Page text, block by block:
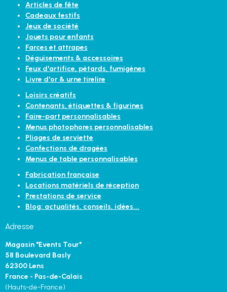
Articles de fête
Cadeaux festifs
Jeux de société
Jouets pour enfants
Farces et attrapes
Déguisements & accessoires
Feux d'artifice, pétards, fumigènes
Livre d'or & urne tirelire
Loisirs créatifs
Contenants, étiquettes & figurines
Faire-part personnalisables
Menus photophores personnalisables
Pliages de serviette
Confections de dragées
Menus de table personnalisables
Fabrication française
Locations matériels de réception
Prestations de service
Blog: actualités, conseils, idées...
Adresse
Magasin "Events Tour"
58 Boulevard Basly
62300 Lens
France - Pas-de-Calais
(Hauts-de-France)